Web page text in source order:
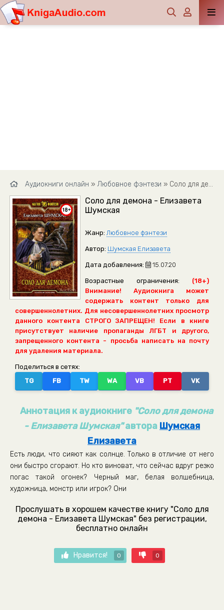
Аудиокниги онлайн » Любовное фэнтези » Соло для демона - Елизавета Шумская
Соло для демона - Елизавета
Шумская
Жанр: Любовное фэнтези
Автор: Шумская Елизавета
Дата добавления: 15.07.20
Возрастные ограничения:
(18+)
Внимание! Аудиокнига может
содержать контент только для
совершеннолетних. Для несовершеннолетних просмотр
данного контента СТРОГО ЗАПРЕЩЕН! Если в книге
присутствует наличие пропаганды ЛГБТ и другого,
запрещенного контента - просьба написать на почту
для удаления материала.
Поделиться в сетях:
TG
FB TW WA VB PT VK
Аннотация к аудиокниге "Соло для демона
- Елизавета Шумская"автора Шумская
Елизавета
Есть люди, что сияют как солнце. Только в отличие от него
они быстро сгорают. Но кто виноват, что сейчас вдруг резко
погас такой огонек? Черный маг, белая волшебница,
художница, монстр или игрок? Они
Прослушать в хорошем качестве книгу "Соло для
демона - Елизавета Шумская" без регистрации,
бесплатно онлайн
Нравится! 0 0